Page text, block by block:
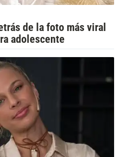
de la foto más viral
adolescente